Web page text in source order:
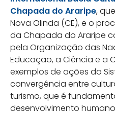
Chapada do Araripe,
Nova Olinda (CE), e o
da Chapada do Araripe
pela Organização das
Educação, a Ciência e a
exemplos de ações do
convergência entre
turismo, que é
desenvolvimento